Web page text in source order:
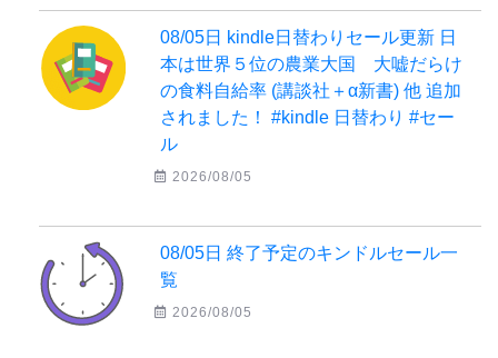
08/05日 kindle日替わりセール更新 日
本は世界５位の農業大国 大嘘だらけ
の食料自給率 (講談社＋α新書) 他 追加
されました！ #kindle 日替わり #セー
ル
2026/08/05
08/05日 終了予定のキンドルセール一
覧
2026/08/05